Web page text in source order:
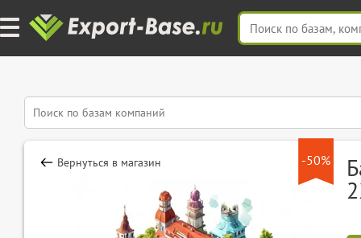
-50%
Вернуться в магазин